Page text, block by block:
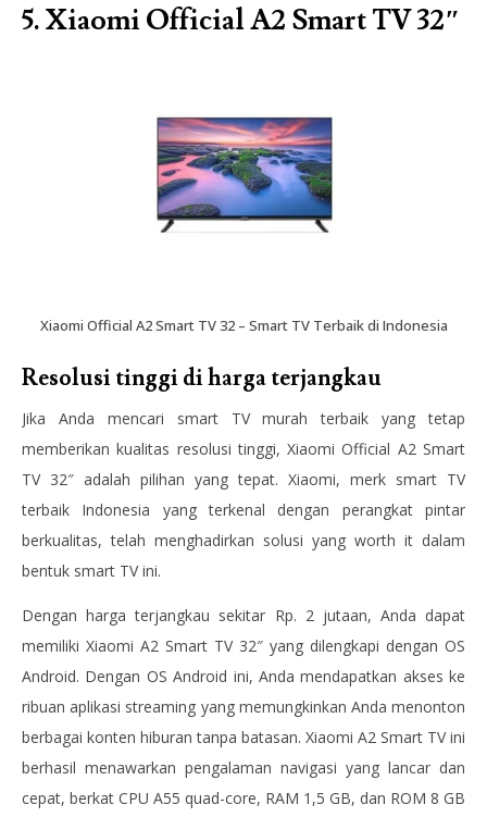
5. Xiaomi Official A2 Smart TV 32″
Xiaomi Official A2 Smart TV 32 – Smart TV Terbaik di Indonesia
Resolusi tinggi di harga terjangkau
Jika Anda mencari smart TV murah terbaik yang tetap
memberikan kualitas resolusi tinggi, Xiaomi Official A2 Smart
TV 32″ adalah pilihan yang tepat. Xiaomi, merk smart TV
terbaik Indonesia yang terkenal dengan perangkat pintar
berkualitas, telah menghadirkan solusi yang worth it dalam
bentuk smart TV ini.
Dengan harga terjangkau sekitar Rp. 2 jutaan, Anda dapat
memiliki Xiaomi A2 Smart TV 32″ yang dilengkapi dengan OS
Android. Dengan OS Android ini, Anda mendapatkan akses ke
ribuan aplikasi streaming yang memungkinkan Anda menonton
berbagai konten hiburan tanpa batasan. Xiaomi A2 Smart TV ini
berhasil menawarkan pengalaman navigasi yang lancar dan
cepat, berkat CPU A55 quad-core, RAM 1,5 GB, dan ROM 8 GB